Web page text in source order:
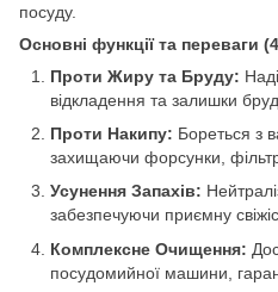
посуду.
Основні функції та переваги
Проти Жиру та Бруду:
відкладення та залишки
Проти Накипу: Бореться з
захищаючи форсунки,
Усунення Запахів:
забезпечуючи приємну
Комплексне Очищення:
посудомийної машини,